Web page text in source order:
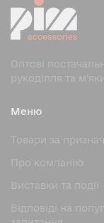
Оптові
рукоділля та
Меню
Товари за
Про компанію
Виставки та події
Відповіді на